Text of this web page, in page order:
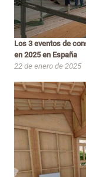
Los 3 eventos de
en 2025 en España
22 de enero de 2025